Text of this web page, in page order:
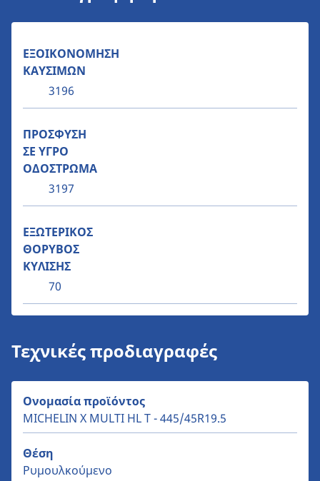
ΕΞΟΙΚΟΝΟΜΗΣΗ
ΚΑΥΣΙΜΩΝ
3196
ΠΡΟΣΦΥΣΗ
ΣΕ ΥΓΡΟ
ΟΔΟΣΤΡΩΜΑ
3197
ΕΞΩΤΕΡΙΚΟΣ
ΘΟΡΥΒΟΣ
ΚΥΛΙΣΗΣ
70
Τεχνικές προδιαγραφές
Ονομασία προϊόντος
MICHELIN X MULTI HL T - 445/45R19.5
Θέση
Ρυμουλκούμενο